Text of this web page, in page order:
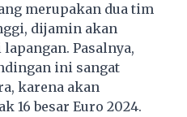
merupakan dua tim
dijamin akan
Pasalnya,
ini sangat
karena akan
16 besar Euro 2024.